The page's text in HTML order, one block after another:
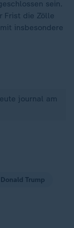
sein.
Frist die Zölle
insbesondere
journal am
Donald Trump